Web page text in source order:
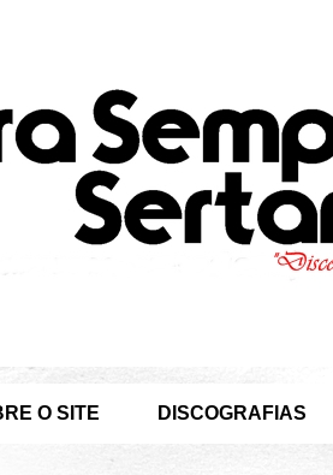
O SITE DISCOGRAFIAS